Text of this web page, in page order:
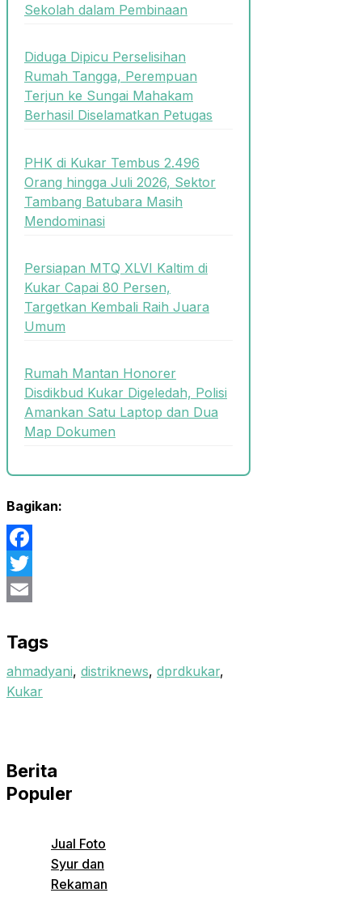
Sekolah dalam Pembinaan
Diduga Dipicu Perselisihan
Rumah Tangga, Perempuan
Terjun ke Sungai Mahakam
Berhasil Diselamatkan Petugas
PHK di Kukar Tembus 2.496
Orang hingga Juli 2026, Sektor
Tambang Batubara Masih
Mendominasi
Persiapan MTQ XLVI Kaltim di
Kukar Capai 80 Persen,
Targetkan Kembali Raih Juara
Umum
Rumah Mantan Honorer
Disdikbud Kukar Digeledah, Polisi
Amankan Satu Laptop dan Dua
Map Dokumen
Bagikan:
Facebook
Twitter
Tags
ahmadyani, distriknews, dprdkukar,
Kukar
Berita
Populer
Jual Foto
Syur dan
Rekaman